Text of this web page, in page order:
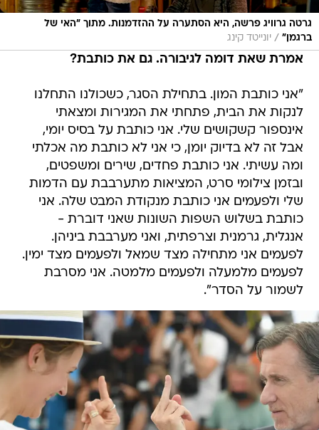
גרטה גרוויג פרשה, היא הסתערה על ההזדמנות. מתוך "האי של
ברגמן" / יונייטד קינג
אמרת שאת דומה לגיבורה. גם את כותבת?
"אני כותבת המון. בתחילת הסגר, כשכולנו התחלנו
לנקות את הבית, פתחתי את המגירות ומצאתי
אינספור קשקושים שלי. אני כותבת על בסיס יומי,
אבל זה לא בדיוק יומן, כי אני לא כותבת מה אכלתי
ומה עשיתי. אני כותבת פחדים, שירים ומשפטים,
ובזמן צילומי סרט, המציאות מתערבבת עם הדמות
שלי ולפעמים אני כותבת מנקודת המבט שלה. אני
כותבת בשלוש השפות השונות שאני דוברת -
אנגלית, גרמנית וצרפתית, ואני מערבבת ביניהן.
לפעמים אני מתחילה מצד שמאל ולפעמים מצד ימין.
לפעמים מלמעלה ולפעמים מלמטה. אני מסרבת
לשמור על הסדר".